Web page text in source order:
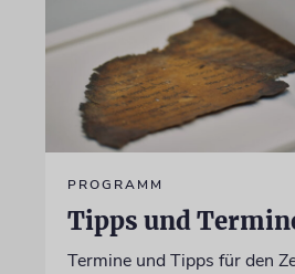
PROGRAMM
Tipps und
Termine und Tipps für den